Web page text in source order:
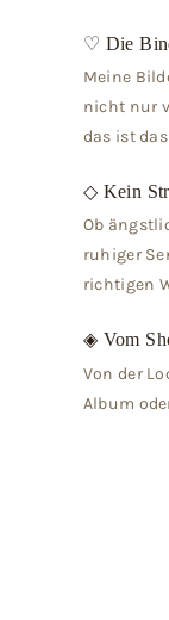
♡ Die
Meine
nicht nur
das ist
◇ Kein
Ob
ruhiger
richtigen
◈ Vom
Von der
Album